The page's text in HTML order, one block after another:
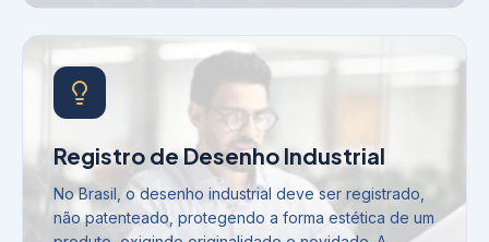
Registro de Desenho Industrial
No Brasil, o desenho industrial deve ser registrado,
não patenteado, protegendo a forma estética de um